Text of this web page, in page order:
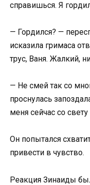
справишься. Я
— Гордился? —
исказила гримаса
трус, Ваня. Жалкий,
— Не смей так со
проснулась
меня сейчас со
Он попытался
привести в чувство.
Реакция Зинаиды